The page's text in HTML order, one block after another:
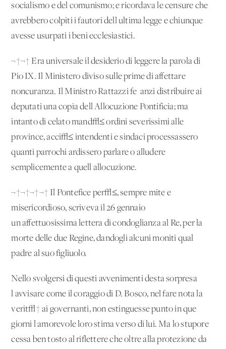
socialismo e del comunismo; e ricordava le censure che
avrebbero colpiti i fautori dell'ultima legge e chiunque
avesse usurpati i beni ecclesiastici.
¬†¬† Era universale il desiderio di leggere la parola di
Pio IX. Il Ministero diviso sulle prime di affettare
noncuranza. Il Ministro Rattazzi fe' anzi distribuire ai
deputati una copia dell'Allocuzione Pontificia; ma
intanto di celato mand√≤ ordini severissimi alle
province, acci√≤ intendenti e sindaci processassero
quanti parrochi ardissero parlare o alludere
semplicemente a quell'allocuzione.
¬†¬†¬†¬† Il Pontefice per√≤, sempre mite e
misericordioso, scriveva il 26 gennaio
un'affettuosissima lettera di condoglianza al Re, per la
morte delle due Regine, dandogli alcuni moniti qual
padre al suo figliuolo.
Nello svolgersi di questi avvenimenti desta sorpresa
l'avvisare come il coraggio di D. Bosco, nel fare nota la
verit√† ai governanti, non estinguesse punto in que'
giorni l'amorevole loro stima verso di lui. Ma lo stupore
cessa ben tosto al riflettere che oltre alla protezione da